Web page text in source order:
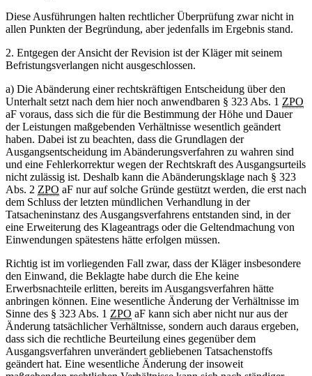
Diese Ausführungen halten rechtlicher Überprüfung zwar nicht in
allen Punkten der Begründung, aber jedenfalls im Ergebnis stand.
2. Entgegen der Ansicht der Revision ist der Kläger mit seinem
Befristungsverlangen nicht ausgeschlossen.
a) Die Abänderung einer rechtskräftigen Entscheidung über den
Unterhalt setzt nach dem hier noch anwendbaren § 323 Abs. 1 ZPO
aF voraus, dass sich die für die Bestimmung der Höhe und Dauer
der Leistungen maßgebenden Verhältnisse wesentlich geändert
haben. Dabei ist zu beachten, dass die Grundlagen der
Ausgangsentscheidung im Abänderungsverfahren zu wahren sind
und eine Fehlerkorrektur wegen der Rechtskraft des Ausgangsurteils
nicht zulässig ist. Deshalb kann die Abänderungsklage nach § 323
Abs. 2 ZPO aF nur auf solche Gründe gestützt werden, die erst nach
dem Schluss der letzten mündlichen Verhandlung in der
Tatsacheninstanz des Ausgangsverfahrens entstanden sind, in der
eine Erweiterung des Klageantrags oder die Geltendmachung von
Einwendungen spätestens hätte erfolgen müssen.
Richtig ist im vorliegenden Fall zwar, dass der Kläger insbesondere
den Einwand, die Beklagte habe durch die Ehe keine
Erwerbsnachteile erlitten, bereits im Ausgangsverfahren hätte
anbringen können. Eine wesentliche Änderung der Verhältnisse im
Sinne des § 323 Abs. 1 ZPO aF kann sich aber nicht nur aus der
Änderung tatsächlicher Verhältnisse, sondern auch daraus ergeben,
dass sich die rechtliche Beurteilung eines gegenüber dem
Ausgangsverfahren unverändert gebliebenen Tatsachenstoffs
geändert hat. Eine wesentliche Änderung der insoweit